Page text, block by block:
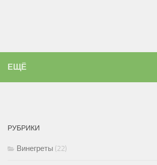
ЕЩЁ
РУБРИКИ
Винегреты (22)